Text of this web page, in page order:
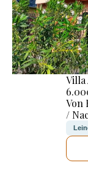
Villa
Von
/